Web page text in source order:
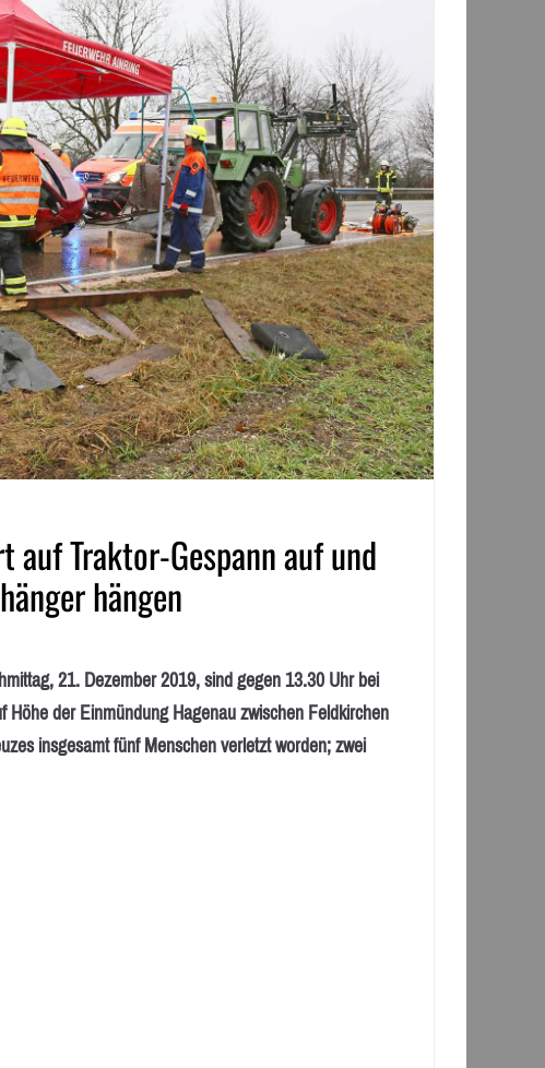
Traktor-Gespann auf und
hängen
21. Dezember 2019, sind gegen 13.30 Uhr bei
der Einmündung Hagenau zwischen Feldkirchen
insgesamt fünf Menschen verletzt worden; zwei